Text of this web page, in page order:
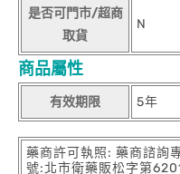
是否可門市/超商
取貨
N
商品屬性
有效期限 5年
藥商許可執照: 藥商諮
號:北市衛藥販松字第